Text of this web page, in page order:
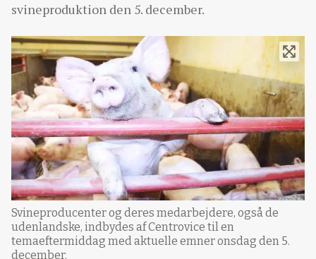
svineproduktion den 5. december.
Svineproducenter og deres medarbejdere, også de
udenlandske, indbydes af Centrovice til en
temaeftermiddag med aktuelle emner onsdag den 5.
december.